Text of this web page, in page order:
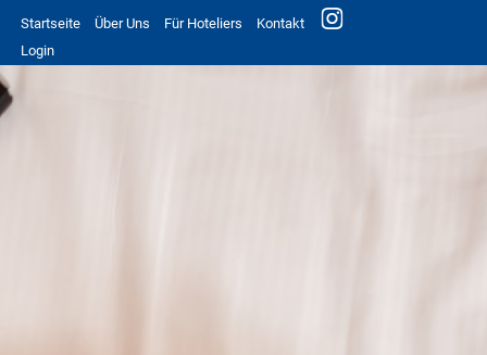
Startseite Über Uns Für Hoteliers
Kontakt
Login